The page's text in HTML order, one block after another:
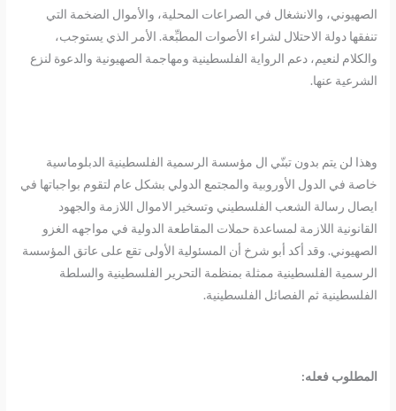
الصهيوني، والانشغال في الصراعات المحلية، والأموال الضخمة التي
تنفقها دولة الاحتلال لشراء الأصوات المطبِّعة. الأمر الذي يستوجب،
والكلام لنعيم، دعم الرواية الفلسطينية ومهاجمة الصهيونية والدعوة لنزع
الشرعية عنها.
وهذا لن يتم بدون تبنّي ال مؤسسة الرسمية الفلسطينية الدبلوماسية
خاصة في الدول الأوروبية والمجتمع الدولي بشكل عام لتقوم بواجباتها في
ايصال رسالة الشعب الفلسطيني وتسخير الاموال اللازمة والجهود
القانونية اللازمة لمساعدة حملات المقاطعة الدولية في مواجهه الغزو
الصهيوني. وقد أكد أبو شرخ أن المسئولية الأولى تقع على عاتق المؤسسة
الرسمية الفلسطينية ممثلة بمنظمة التحرير الفلسطينية والسلطة
الفلسطينية ثم الفصائل الفلسطينية.
المطلوب فعله: